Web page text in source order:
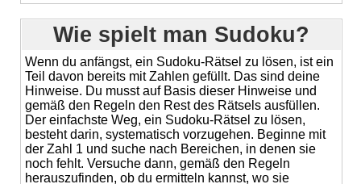
Wie spielt man Sudoku?
Wenn du anfängst, ein Sudoku-Rätsel zu lösen, ist ein
Teil davon bereits mit Zahlen gefüllt. Das sind deine
Hinweise. Du musst auf Basis dieser Hinweise und
gemäß den Regeln den Rest des Rätsels ausfüllen.
Der einfachste Weg, ein Sudoku-Rätsel zu lösen,
besteht darin, systematisch vorzugehen. Beginne mit
der Zahl 1 und suche nach Bereichen, in denen sie
noch fehlt. Versuche dann, gemäß den Regeln
herauszufinden, ob du ermitteln kannst, wo sie